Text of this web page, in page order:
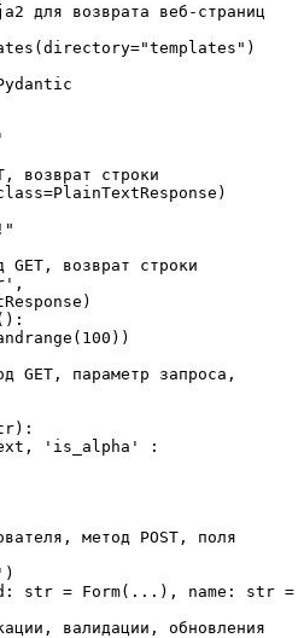
для возврата веб-страниц
возврат строки
GET, возврат строки
GET, параметр запроса,
метод POST, поля
str = Form(...), name: str =